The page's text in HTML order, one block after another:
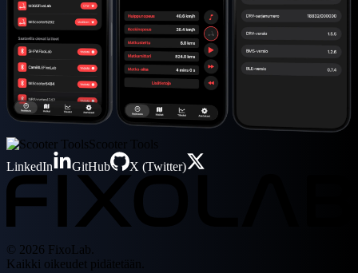
Scooter Tools
LinkedIn
GitHub X (Twitter)
© 2026 FixoLab.
Kaikki oikeudet pidätetään.